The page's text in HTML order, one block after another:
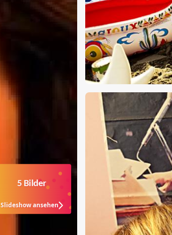
5 Bilder
Slideshow ansehen